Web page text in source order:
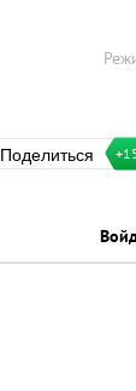
Поделиться